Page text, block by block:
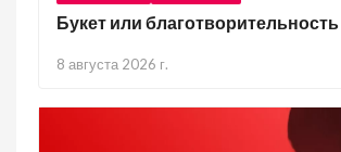
Букет или благотворительность
8 августа 2026 г.